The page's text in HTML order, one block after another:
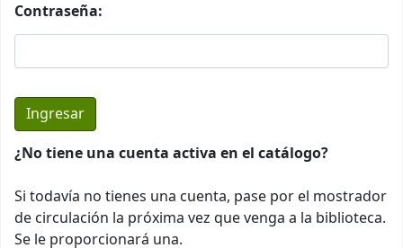
Contraseña:
¿No tiene una cuenta activa en el catálogo?
Si todavía no tienes una cuenta, pase por el mostrador
de circulación la próxima vez que venga a la biblioteca.
Se le proporcionará una.